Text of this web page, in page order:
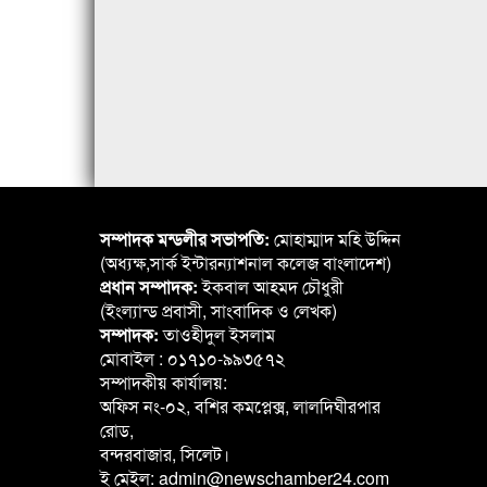
সম্পাদক মন্ডলীর সভাপতি: মোহাম্মাদ মহি উদ্দিন
(অধ্যক্ষ,সার্ক ইন্টারন্যাশনাল কলেজ বাংলাদেশ)
প্রধান সম্পাদক:ইকবাল আহমদ চৌধুরী
(ইংল্যান্ড প্রবাসী, সাংবাদিক ও লেখক)
সম্পাদক:তাওহীদুল ইসলাম
মোবাইল : ০১৭১০-৯৯৩৫৭২
সম্পাদকীয় কার্যালয়:
অফিস নং-০২, বশির কমপ্লেক্স, লালদিঘীরপার
রোড,
বন্দরবাজার, সিলেট।
ই মেইল: admin@newschamber24.com